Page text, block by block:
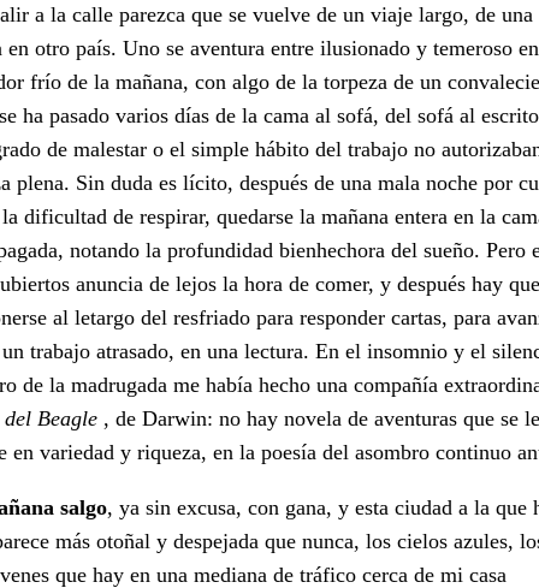
a la calle parezca que se vuelve de un viaje largo, de una
en otro país. Uno se aventura entre ilusionado y temeroso
frío de la mañana, con algo de la torpeza de un
ha pasado varios días de la cama al sofá, del sofá al
de malestar o el simple hábito del trabajo no
plena. Sin duda es lícito, después de una mala noche por
dificultad de respirar, quedarse la mañana entera en la
notando la profundidad bienhechora del sueño. Pero
anuncia de lejos la hora de comer, y después hay que
al letargo del resfriado para responder cartas, para
trabajo atrasado, en una lectura. En el insomnio y el
de la madrugada me había hecho una compañía
Beagle , de Darwin: no hay novela de aventuras que se le
en variedad y riqueza, en la poesía del asombro continuo
salgo, ya sin excusa, con gana, y esta ciudad a la que
más otoñal y despejada que nunca, los cielos azules,
que hay en una mediana de tráfico cerca de mi casa